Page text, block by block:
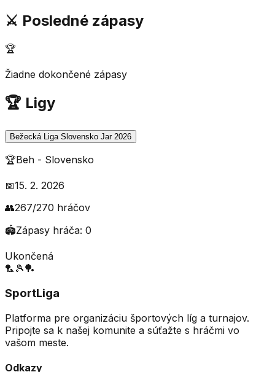
⚔️ Posledné zápasy
🏆
Žiadne dokončené zápasy
🏆 Ligy
Bežecká Liga Slovensko Jar 2026
🏆Beh - Slovensko
📅15. 2. 2026
👥267/270 hráčov
🏟️Zápasy hráča: 0
Ukončená
🏸 🎾🏓
SportLiga
Platforma pre organizáciu športových líg a turnajov.
Pripojte sa k našej komunite a súťažte s hráčmi vo
vašom meste.
Odkazy